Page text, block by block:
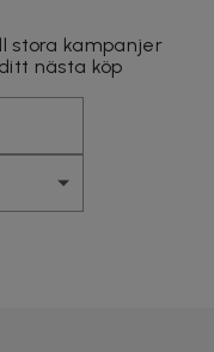
stora kampanjer
nästa köp